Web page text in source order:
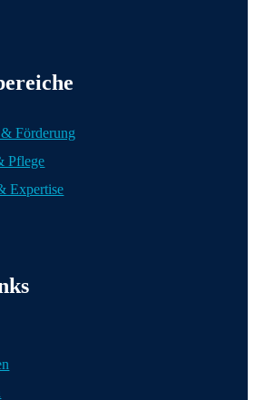
Förderung
Pflege
Expertise